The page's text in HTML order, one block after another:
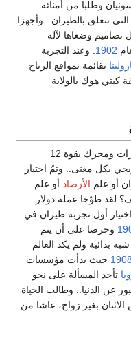
وطلبا من أمنائه
تتعلق بالطيران.. وأجهزا
تصاميم وضعاها لآلة
1902 . وعند التجربة
بقائمة بمواقع الرياح
كيتي هوك بالولاية
واستعدا للتجربة باستخدام طائرة 4 سلندرات ومحرك بقوة 12
بكل معنى.. وتمّ اختيار
أو علم الأرصاد أو علم
لقد طوّحا عملة دولار
أول تجربة طيران في
وحرصا على أن يتم
بدائية ولم يكد العالم
1908 حيث بدأت مؤسسات
تأخذ المسألة على نحو
عن الدنيا.. وطالت الحياة
بغير زواج، عاشا من